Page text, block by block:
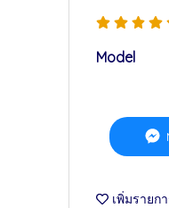
Model
เพิ่มรายก